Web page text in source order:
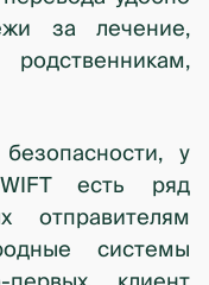
за лечение,
у
есть ряд
отправителям
системы